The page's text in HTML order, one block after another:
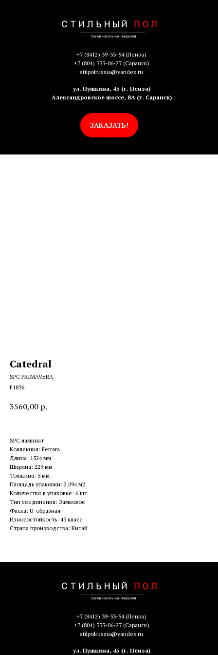
+7 (8412) 39-33-54(Пенза)
+7 (804) 333-06-27(Саранск)
stilpolrussia@yandex.ru
ул. Пушкина, 45 (г. Пенза)
Александровское шоссе, 8А (г. Саранск)
ЗАКАЗАТЬ!
Catedral
SPC PRIMAVERA
F1836
3560,00 р.
SPC ламинат
Коллекция: Ferrara
Длина: 1524 мм
Ширина: 229 мм
Толщина: 5 мм
Площадь упаковки: 2,094 м2
Количество в упаковке: 6 шт.
Тип соединения: Замковое
Фаска: U-образная
Износостойкость: 43 класс
Страна производства: Китай
+7 (8412) 39-33-54(Пенза)
+7 (804) 333-06-27(Саранск)
stilpolrussia@yandex.ru
ул. Пушкина, 45 (г. Пенза)